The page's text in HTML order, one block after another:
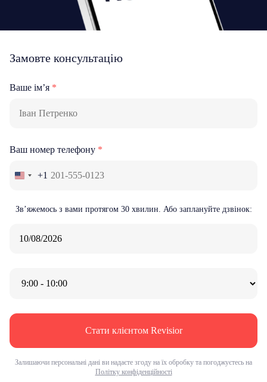
Замовте консультацію
Ваше ім’я *
Ваш номер телефону *
+1
Зв’яжемось з вами протягом 30 хвилин . Або заплануйте дзвінок:
Стати клієнтом Revisior
Залишаючи персональні дані ви надаєте згоду на їх обробку та погоджуєтесь на
Політку конфіденційності